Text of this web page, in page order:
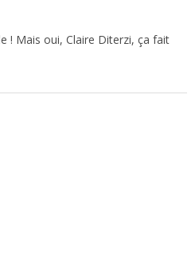
! Mais oui, Claire Diterzi, ça fait